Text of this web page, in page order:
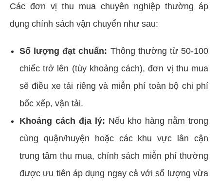
Các đơn vị thu mua chuyên nghiệp thường áp
dụng chính sách vận chuyển như sau:
Số lượng đạt chuẩn: Thông thường từ 50-100
chiếc trở lên (tùy khoảng cách), đơn vị thu mua
sẽ điều xe tải riêng và miễn phí toàn bộ chi phí
bốc xếp, vận tải.
Khoảng cách địa lý: Nếu kho hàng nằm trong
cùng quận/huyện hoặc các khu vực lân cận
trung tâm thu mua, chính sách miễn phí thường
được ưu tiên áp dụng ngay cả với số lượng vừa